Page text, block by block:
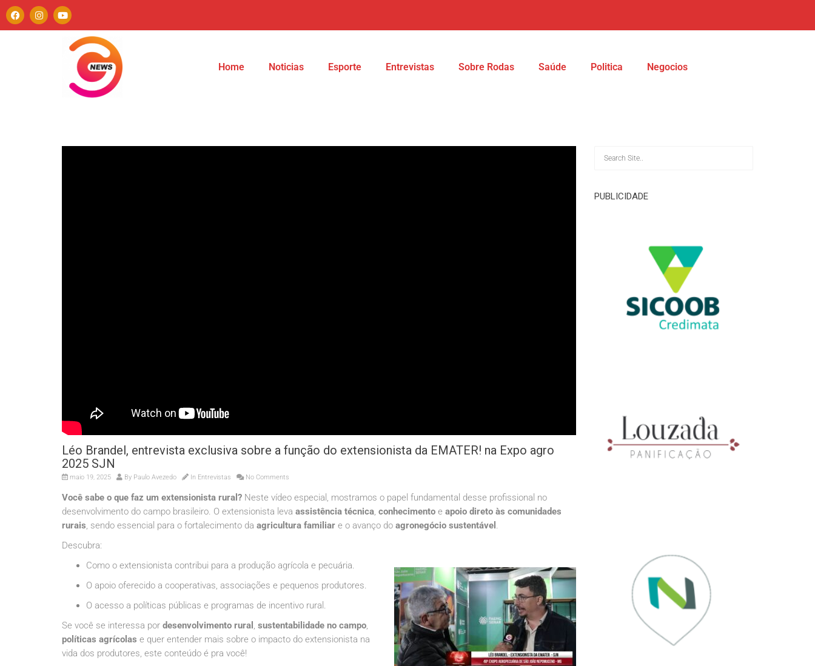
Home Noticias Esporte Entrevistas Sobre Rodas Saúde Politica Negocios
Léo Brandel, entrevista exclusiva sobre a função do extensionista da EMATER! na Expo agro
2025 SJN
maio 19, 2025 By Paulo Avezedo In Entrevistas No Comments
Você sabe o que faz um extensionista rural? Neste vídeo especial, mostramos o papel fundamental desse profissional no
desenvolvimento do campo brasileiro. O extensionista leva assistência técnica, conhecimento e apoio direto às comunidades
rurais, sendo essencial para o fortalecimento da agricultura familiar e o avanço do agronegócio sustentável .
Descubra:
Como o extensionista contribui para a produção agrícola e pecuária.
O apoio oferecido a cooperativas, associações e pequenos produtores.
O acesso a políticas públicas e programas de incentivo rural.
Se você se interessa por desenvolvimento rural , sustentabilidade no campo,
políticas agrícolas e quer entender mais sobre o impacto do extensionista na
vida dos produtores, este conteúdo é pra você!
PUBLICIDADE